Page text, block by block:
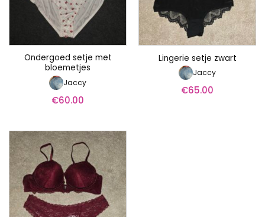
Ondergoed setje met
bloemetjes
Jaccy
€60.00
Lingerie setje zwart
Jaccy
€65.00